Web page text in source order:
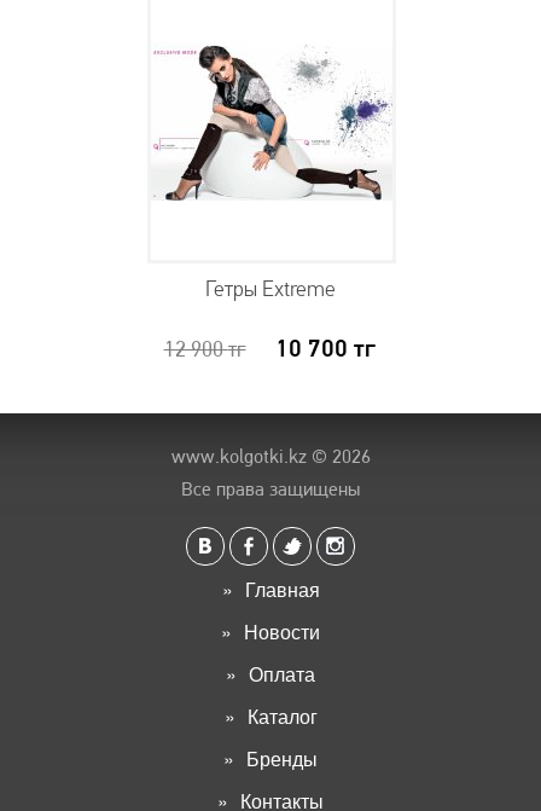
Гетры Extreme
12 900тг 10 700 тг
www.kolgotki.kz© 2026
Все права защищены
Главная
Новости
Оплата
Каталог
Бренды
Контакты